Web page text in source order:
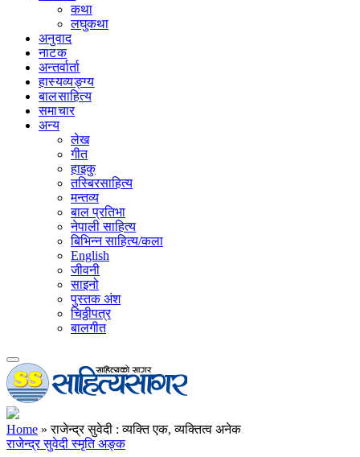
कथा
लघुकथा
अनुवाद
नाटक
अन्तर्वार्ता
हास्यव्यङ्ग्य
बालसाहित्य
समाचार
अन्य
लेख
गीत
हाइकु
तस्बिरसाहित्य
मन्तव्य
बाल प्रतिभा
नेपाली साहित्य
बिभिन्न साहित्य/कला
English
जीवनी
साइनो
पुस्तक अंश
चिठ्ठीपत्र
बालगीत
Home »राजेन्द्र सुवेदी : व्यक्ति एक, व्यक्तित्व अनेक
राजेन्द्र सुवेदी स्मृति अङ्क